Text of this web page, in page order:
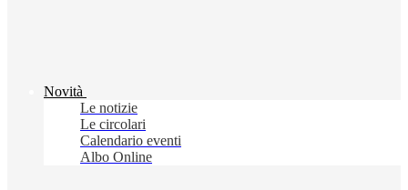
Novità
Le notizie
Le circolari
Calendario eventi
Albo Online